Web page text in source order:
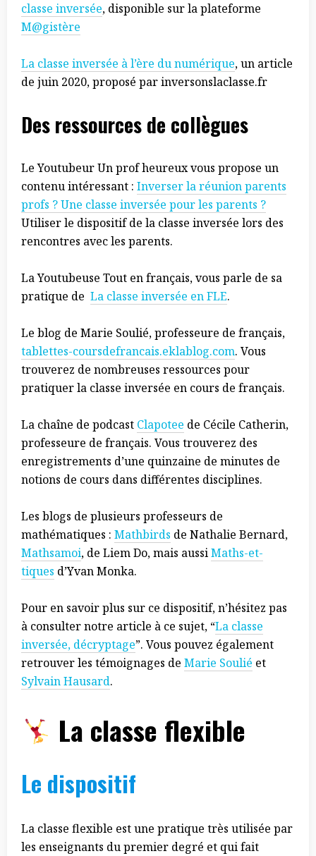
classe inversée, disponible sur la plateforme
M@gistère
La classe inversée à l’ère du numérique, un article
de juin 2020, proposé par inversonslaclasse.fr
Des ressources de collègues
Le Youtubeur Un prof heureux vous propose un
contenu intéressant : Inverser la réunion parents
profs ? Une classe inversée pour les parents ?
Utiliser le dispositif de la classe inversée lors des
rencontres avec les parents.
La Youtubeuse Tout en français, vous parle de sa
pratique de La classe inversée en FLE.
Le blog de Marie Soulié, professeure de français,
tablettes-coursdefrancais.eklablog.com. Vous
trouverez de nombreuses ressources pour
pratiquer la classe inversée en cours de français.
La chaîne de podcast Clapotee de Cécile Catherin,
professeure de français. Vous trouverez des
enregistrements d’une quinzaine de minutes de
notions de cours dans différentes disciplines.
Les blogs de plusieurs professeurs de
mathématiques : Mathbirds de Nathalie Bernard,
Mathsamoi, de Liem Do, mais aussiMaths-et-
tiques d’Yvan Monka.
Pour en savoir plus sur ce dispositif, n’hésitez pas
à consulter notre article à ce sujet, “La classe
inversée, décryptage”. Vous pouvez également
retrouver les témoignages de Marie Soulié et
Sylvain Hausard.
La classe flexible
Le dispositif
La classe flexible est une pratique très utilisée par
les enseignants du premier degré et qui fait